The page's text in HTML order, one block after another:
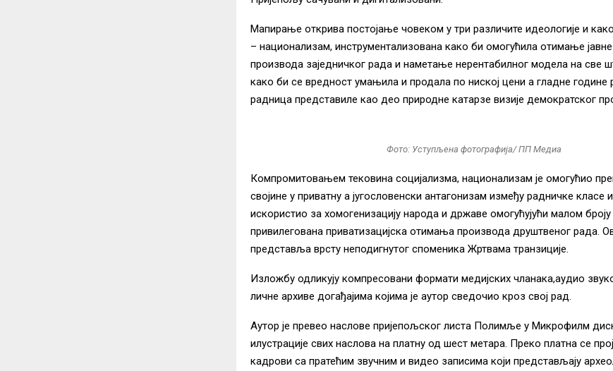
Мапирање открива постојање човеком у три различите идеологије и
– национализам, инструментализована како би омогућила отимање јавне
производа заједничког рада и наметање нерентабилног модела на све
како би се вредност умањила и продала по ниској цени а гладне године
радница представиле као део природне катарзе визије демократског
Фото: Уступљена фотографија/ ПП Медиа
Компромитовањем тековина социјализма, национализам је омогућио
својине у приватну а југословенски антагонизам између радничке класе
искористио за хомогенизацију народа и државе омогућујући малом
привилегована приватизацијска отимања производа друштвеног рада.
представља врсту неподигнутог споменика Жртвама транзиције.
Изложбу одликују компресовани формати медијских чланака,аудио
личне архиве догађајима којима је аутор сведочио кроз свој рад.
Аутор је превео наслове пријепољског листа Полимље у Микрофилм
илустрације свих наслова на платну од шест метара. Преко платна се
кадрови са пратећим звучним и видео записима који представљају